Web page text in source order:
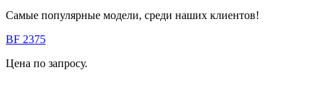
Самые популярные модели, среди наших клиентов!
BF 2375
Цена по запросу.